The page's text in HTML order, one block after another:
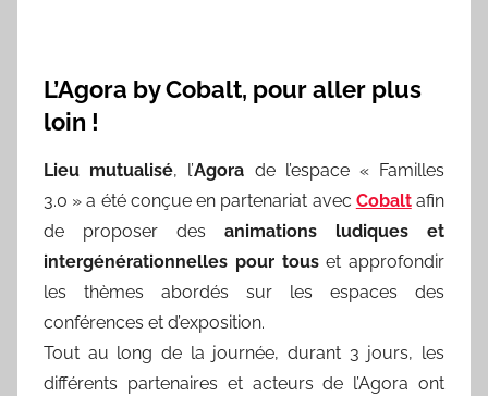
L’Agora by Cobalt, pour aller plus
loin !
Lieu mutualisé, l’Agora de l’espace « Familles
3.0 » a été conçue en partenariat avec Cobaltafin
de proposer des animations ludiques et
intergénérationnelles pour touset approfondir
les thèmes abordés sur les espaces des
conférences et d’exposition.
Tout au long de la journée, durant 3 jours, les
différents partenaires et acteurs de l’Agora ont